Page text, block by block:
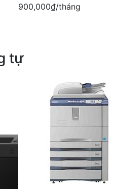
900,000₫/tháng
tự